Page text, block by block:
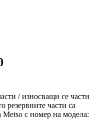
/ износващи се части
резервните части са
с номер на модела: